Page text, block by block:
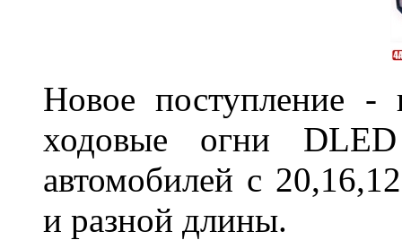
Новое поступление -
ходовые огни
автомобилей с
и разной длины.